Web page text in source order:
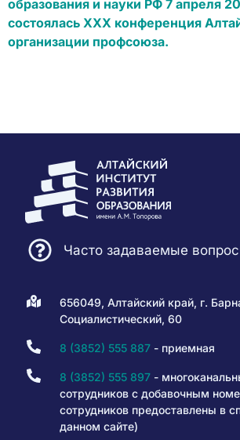
образования и науки РФ 7 апреля
состоялась XXX конференция
организации профсоюза.
Часто задаваемые
656049, Алтайский край, г.
Социалистический, 60
8 (3852) 555 887- приемная
8 (3852) 555 897-
сотрудников с добавочным
сотрудников предоставлены в
данном сайте)